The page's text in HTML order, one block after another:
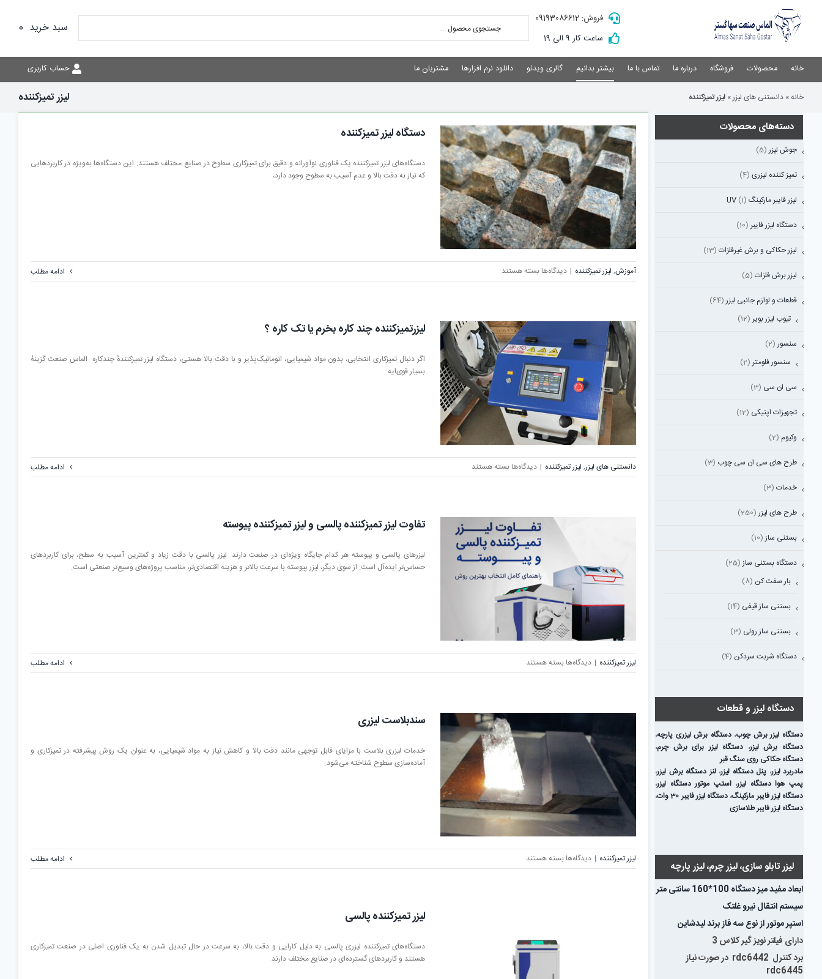
content
فروش: 09193086612
ساعت کار 9 الی 19
سبد خرید 0
خانه محصولات فروشگاه درباره ما تماس با ما بیشتر بدانیم گالری ویدئو دانلود نرم افزارها مشتریان ما حساب کاربری
لیزر تمیزکننده خانه» دانستنی های لیزر» لیزر تمیزکننده
دستگاه لیزر تمیزکننده
دستگاه‌های لیزر تمیزکننده یک فناوری نوآورانه و دقیق برای تمیزکاری سطوح در صنایع مختلف هستند. این دستگاه‌ها به‌ویژه در کاربردهایی
که نیاز به دقت بالا و عدم آسیب به سطوح وجود دارد،
آموزش, لیزر تمیزکننده | دیدگاه‌ها برای
دستگاه
بسته هستند ادامه مطلب
لیزرتمیزکننده چند کاره بخرم یا تک کاره ؟
اگر دنبال تمیزکاری انتخابی، بدون مواد شیمیایی، اتوماتیک‌پذیر و با دقت بالا هستی، دستگاه لیزر تمیزکنندهٔ چندکاره الماس صنعت گزینهٔ
بسیار قوی‌ایه
دانستنی های لیزر, لیزر تمیزکننده | دیدگاه‌ها برای
لیزرتمیزکننده
بخرم
یا
تک
؟
بسته هستند ادامه مطلب
تفاوت لیزر تمیزکننده پالسی و لیزر تمیزکننده پیوسته
لیزرهای پالسی و پیوسته هر کدام جایگاه ویژه‌ای در صنعت دارند. لیزر پالسی با دقت زیاد و کمترین آسیب به سطح، برای کاربردهای
حساس‌تر ایده‌آل است. از سوی دیگر، لیزر پیوسته با سرعت بالاتر و هزینه اقتصادی‌تر، مناسب پروژه‌های وسیع‌تر صنعتی است.
لیزر تمیزکننده | دیدگاه‌ها برای
تفاوت
پالسی
لیزر
تمیزکننده
بسته هستند ادامه مطلب
سندبلاست لیزری
خدمات لیزری بلاست با مزایای قابل توجهی مانند دقت بالا و کاهش نیاز به مواد شیمیایی، به عنوان یک روش پیشرفته در تمیزکاری و
آماده‌سازی سطوح شناخته می‌شود.
لیزر تمیزکننده | دیدگاه‌ها برای
سندبلاست
بسته هستند ادامه مطلب
لیزر تمیزکننده پالسی
دستگاه‌های تمیزکننده لیزری پالسی به دلیل کارایی و دقت بالا، به سرعت در حال تبدیل شدن به یک فناوری اصلی در صنعت تمیزکاری
هستند و کاربردهای گسترده‌ای در صنایع مختلف دارند.
دسته‌های محصولات
جوش لیزر (5)
تمیز کننده لیزری (4)
لیزر فایبر مارکینگ UV (1)
دستگاه لیزر فایبر (10)
لیزر حکاکی و برش غیرفلزات (13)
لیزر برش فلزات (5)
قطعات و لوازم جانبی لیزر (64)
تیوب لیزر بویر (12)
سنسور (2)
سنسور فلومتر (2)
سی ان سی (3)
تجهیزات اپتیکی (12)
وکیوم (2)
طرح های سی ان سی چوب (3)
خدمات (3)
طرح های لیزر (250)
بستنی ساز (10)
دستگاه بستنی ساز (25)
بار سفت کن (8)
بستنی ساز قیفی (14)
بستنی ساز رولی (3)
دستگاه شربت سردکن (4)
دستگاه لیزر و قطعات
دستگاه لیزر برش چوب،دستگاه برش لیزری پارچه،
دستگاه برش لیزر، دستگاه لیزر برای برش چرم،
دستگاه حکاکی روی سنگ قبر
مادربرد لیزر، پنل دستگاه لیزر،لنز دستگاه برش لیزر،
پمپ هوا دستگاه لیزر،استپ موتور دستگاه لیزر،
دستگاه لیزر فایبر مارکینگ، دستگاه لیزر فایبر 30 وات
،
دستگاه لیزر فایبر طلاسازی
لیزر تابلو سازی، لیزر چرم، لیزر پارچه
ابعاد مفید میز دستگاه 100*160 سانتی متر
سیستم انتقال نیرو غلتک
استپر موتور از نوع سه فاز برند لیدشاین
دارای فیلتر نویز گیر کلاس 3
برد کنترل rdc6442 در صورت نیاز
rdc6445